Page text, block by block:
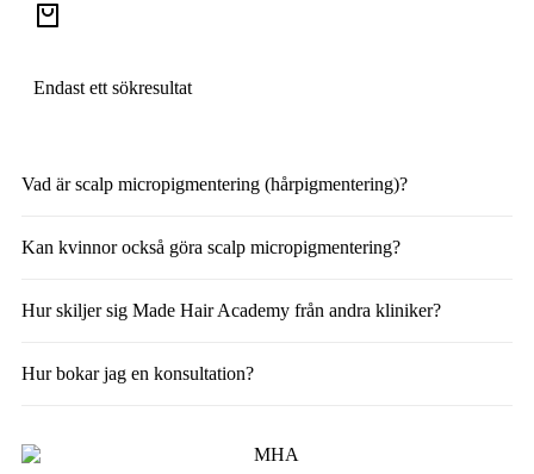
Endast ett sökresultat
Vad är scalp micropigmentering (hårpigmentering)?
Kan kvinnor också göra scalp micropigmentering?
Hur skiljer sig Made Hair Academy från andra kliniker?
Hur bokar jag en konsultation?